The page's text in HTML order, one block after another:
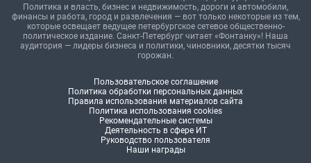
Политика и власть, бизнес и недвижимость, дороги и автомобили,
финансы и работа, город и развлечения — вот только некоторые из тем,
которые освещает ведущее петербургское сетевое общественно-
политическое издание. Санкт-Петербург читает «Фонтанку»! Наша
аудитория — лидеры бизнеса и политики, чиновники, десятки тысяч
горожан.
Пользовательское соглашение
Политика обработки персональных данных
Правила использования материалов сайта
Политика использования cookies
Рекомендательные системы
Деятельность в сфере ИТ
Руководство пользователя
Наши награды